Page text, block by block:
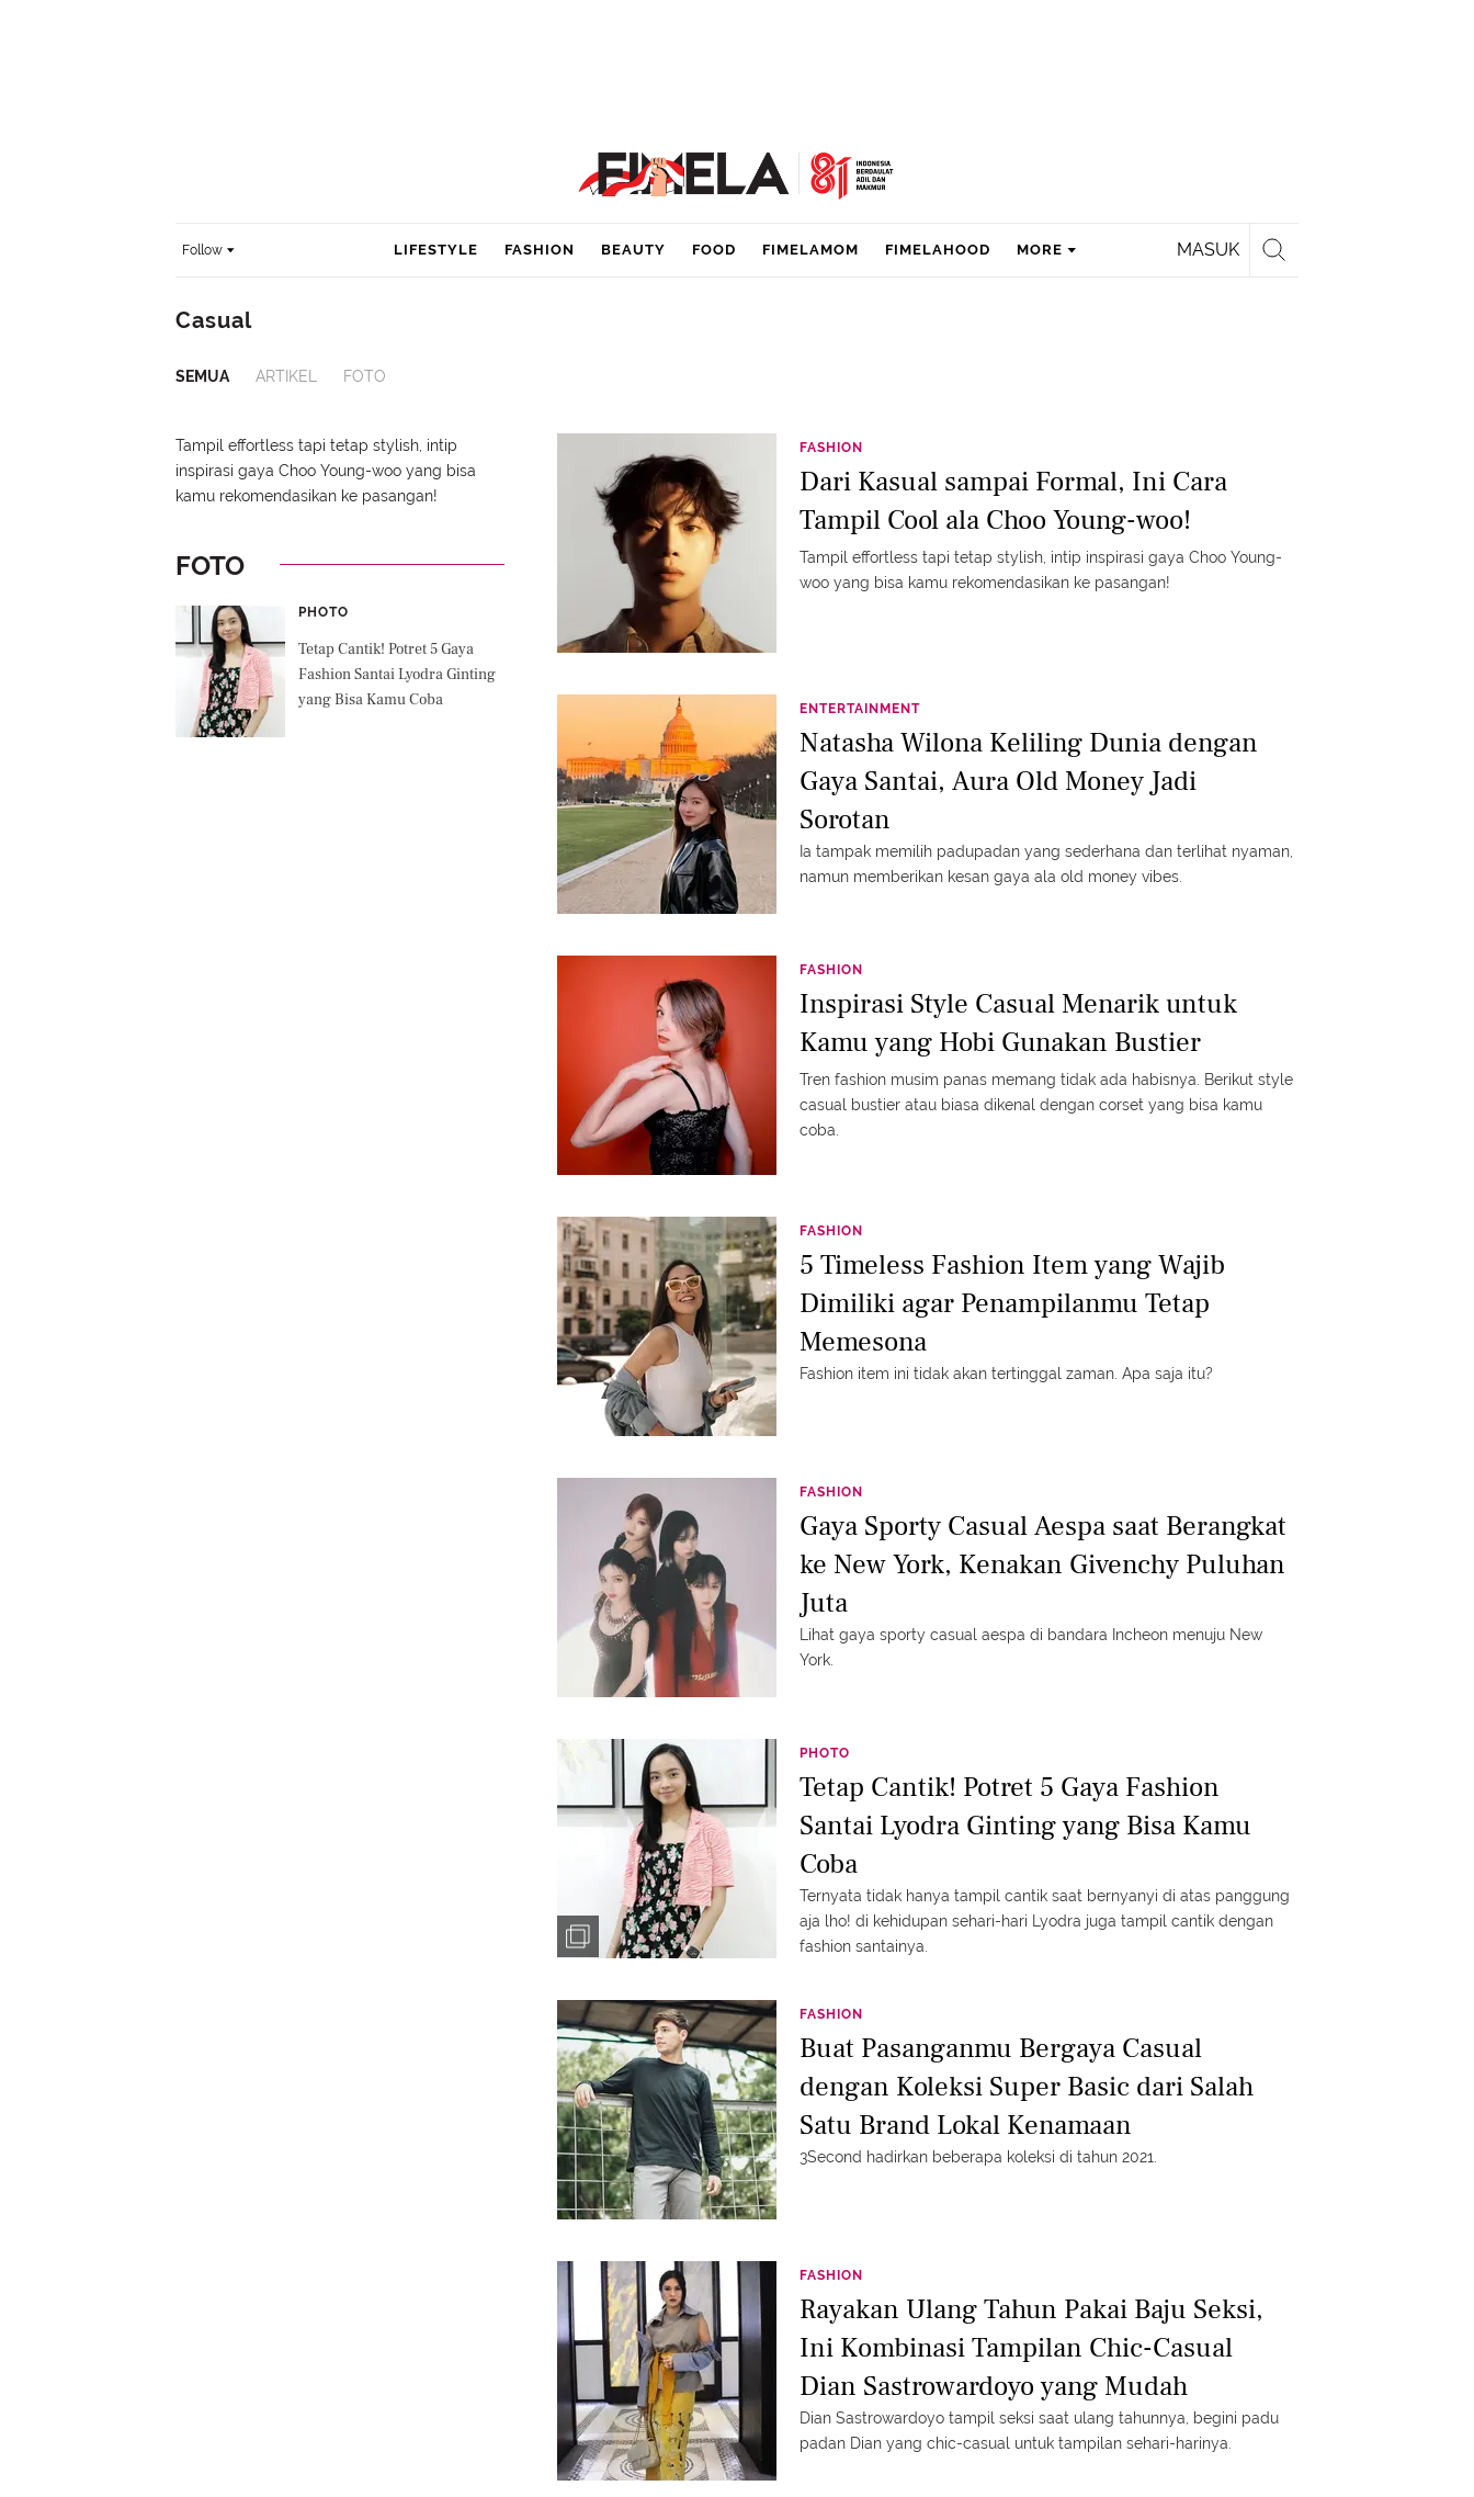
Follow MASUK
LIFESTYLE FASHION BEAUTY FOOD FIMELAMOM FIMELAHOOD MORE
Casual
SEMUA ARTIKEL FOTO
Tampil effortless tapi tetap stylish, intip
inspirasi gaya Choo Young-woo yang bisa
kamu rekomendasikan ke pasangan!
FOTO
PHOTO
Tetap Cantik! Potret 5 Gaya
Fashion Santai Lyodra Ginting
yang Bisa Kamu Coba
FASHION
Dari Kasual sampai Formal, Ini Cara
Tampil Cool ala Choo Young-woo!
Tampil effortless tapi tetap stylish, intip inspirasi gaya Choo Young-
woo yang bisa kamu rekomendasikan ke pasangan!
ENTERTAINMENT
Natasha Wilona Keliling Dunia dengan
Gaya Santai, Aura Old Money Jadi
Sorotan
Ia tampak memilih padupadan yang sederhana dan terlihat nyaman,
namun memberikan kesan gaya ala old money vibes.
FASHION
Inspirasi Style Casual Menarik untuk
Kamu yang Hobi Gunakan Bustier
Tren fashion musim panas memang tidak ada habisnya. Berikut style
casual bustier atau biasa dikenal dengan corset yang bisa kamu
coba.
FASHION
5 Timeless Fashion Item yang Wajib
Dimiliki agar Penampilanmu Tetap
Memesona
Fashion item ini tidak akan tertinggal zaman. Apa saja itu?
FASHION
Gaya Sporty Casual Aespa saat Berangkat
ke New York, Kenakan Givenchy Puluhan
Juta
Lihat gaya sporty casual aespa di bandara Incheon menuju New
York.
PHOTO
Tetap Cantik! Potret 5 Gaya Fashion
Santai Lyodra Ginting yang Bisa Kamu
Coba
Ternyata tidak hanya tampil cantik saat bernyanyi di atas panggung
aja lho! di kehidupan sehari-hari Lyodra juga tampil cantik dengan
fashion santainya.
FASHION
Buat Pasanganmu Bergaya Casual
dengan Koleksi Super Basic dari Salah
Satu Brand Lokal Kenamaan
3Second hadirkan beberapa koleksi di tahun 2021.
FASHION
Rayakan Ulang Tahun Pakai Baju Seksi,
Ini Kombinasi Tampilan Chic-Casual
Dian Sastrowardoyo yang Mudah
Dian Sastrowardoyo tampil seksi saat ulang tahunnya, begini padu
padan Dian yang chic-casual untuk tampilan sehari-harinya.